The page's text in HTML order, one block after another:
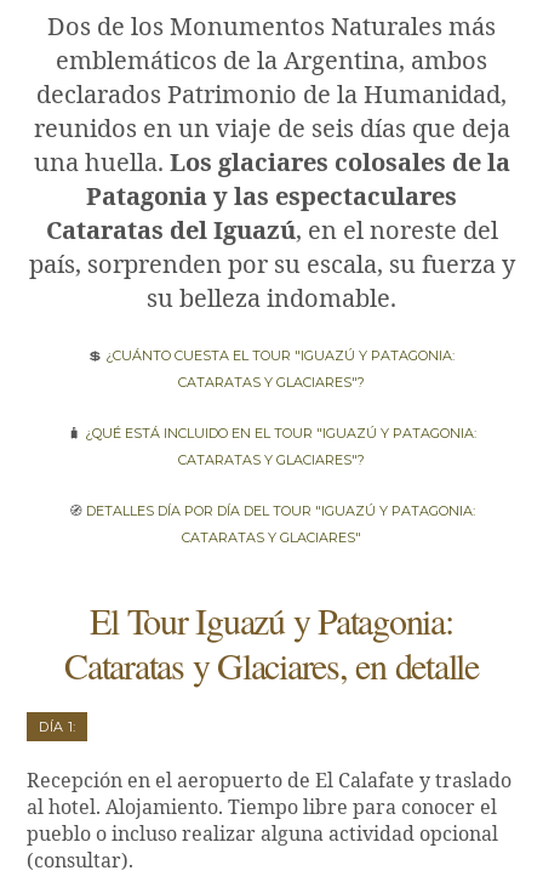
Dos de los Monumentos Naturales más
emblemáticos de la Argentina, ambos
declarados Patrimonio de la Humanidad,
reunidos en un viaje de seis días que deja
una huella. Los glaciares colosales de la
Patagonia y las espectaculares
Cataratas del Iguazú, en el noreste del
país, sorprenden por su escala, su fuerza y
su belleza indomable.
💲 ¿Cuánto cuesta el tour "Iguazú y Patagonia:
Cataratas y Glaciares"?
🧳 ¿Qué está incluido en el tour "Iguazú y Patagonia:
Cataratas y Glaciares"?
🧭 Detalles día por día del tour "Iguazú y Patagonia:
Cataratas y Glaciares"
El Tour Iguazú y Patagonia:
Cataratas y Glaciares, en detalle
Día 1:
Recepción en el aeropuerto de El Calafate y traslado
al hotel. Alojamiento. Tiempo libre para conocer el
pueblo o incluso realizar alguna actividad opcional
(consultar).